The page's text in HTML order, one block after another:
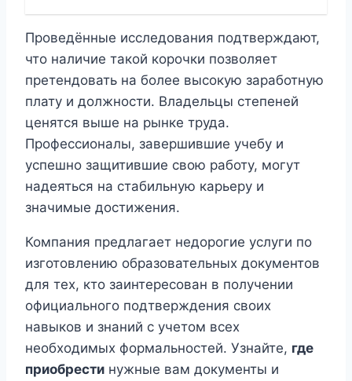
Проведённые исследования подтверждают,
что наличие такой корочки позволяет
претендовать на более высокую заработную
плату и должности. Владельцы степеней
ценятся выше на рынке труда.
Профессионалы, завершившие учебу и
успешно защитившие свою работу, могут
надеяться на стабильную карьеру и
значимые достижения.
Компания предлагает недорогие услуги по
изготовлению образовательных документов
для тех, кто заинтересован в получении
официального подтверждения своих
навыков и знаний с учетом всех
необходимых формальностей. Узнайте, где
приобрести нужные вам документы и